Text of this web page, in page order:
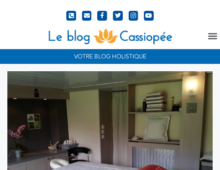
VOTRE BLOG HOLISTIQUE